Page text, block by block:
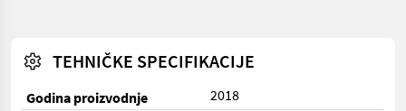
TEHNIČKE SPECIFIKACIJE
Godina proizvodnje
2018